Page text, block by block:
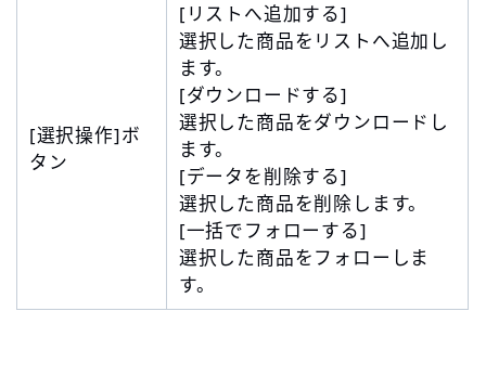
[選択操作]ボ
タン
[リストへ追加する]
選択した商品をリストへ追加し
ます。
[ダウンロードする]
選択した商品をダウンロードし
ます。
[データを削除する]
選択した商品を削除します。
[一括でフォローする]
選択した商品をフォローしま
す。